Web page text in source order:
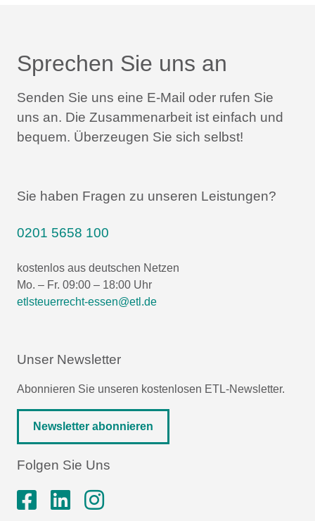
Sprechen Sie uns an
Senden Sie uns eine E-Mail oder rufen Sie
uns an. Die Zusammenarbeit ist einfach und
bequem. Überzeugen Sie sich selbst!
Sie haben Fragen zu unseren Leistungen?
0201 5658 100
kostenlos aus deutschen Netzen
Mo. – Fr. 09:00 – 18:00 Uhr
etlsteuerrecht-essen@etl.de
Unser Newsletter
Abonnieren Sie unseren kostenlosen ETL-Newsletter.
Newsletter abonnieren
Folgen Sie Uns